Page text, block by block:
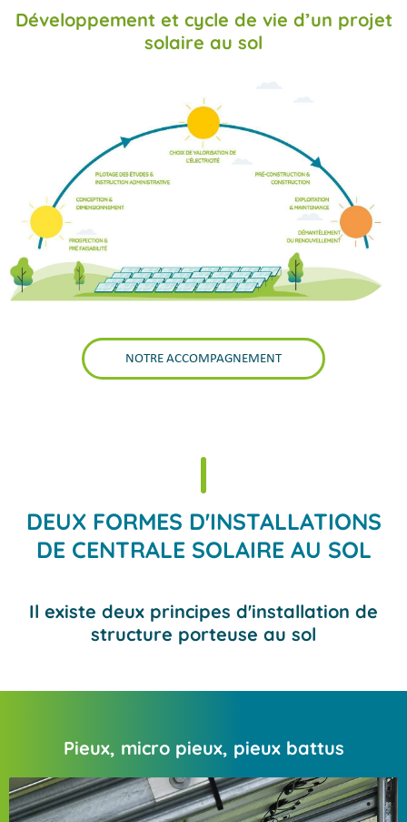
Développement et cycle de vie d’un projet
solaire au sol
NOTRE ACCOMPAGNEMENT
DEUX FORMES D'INSTALLATIONS
DE CENTRALE SOLAIRE AU SOL
Il existe deux principes d'installation de
structure porteuse au sol
Pieux, micro pieux, pieux battus